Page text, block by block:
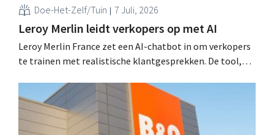
Doe-Het-Zelf/Tuin 7 Juli, 2026
Leroy Merlin leidt verkopers op met AI
Leroy Merlin France zet een AI-chatbot in om verkopers
te trainen met realistische klantgesprekken. De tool,
proefproject in acht winkels en leverde volgens de
retailer meer vertrouwen bij teams, betere commerciële
resultaten en tevredener klanten op.